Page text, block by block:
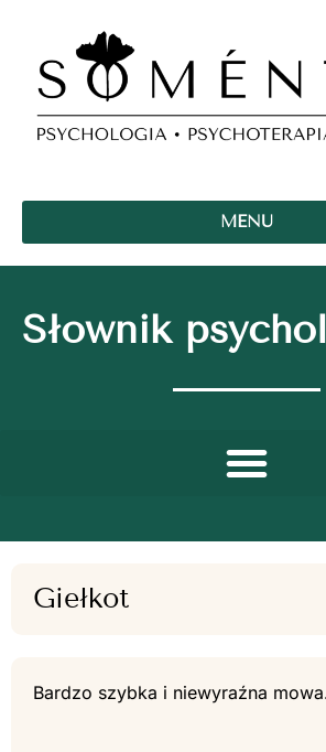
MENU
Słownik
Giełkot
Bardzo szybka i niewyraźna